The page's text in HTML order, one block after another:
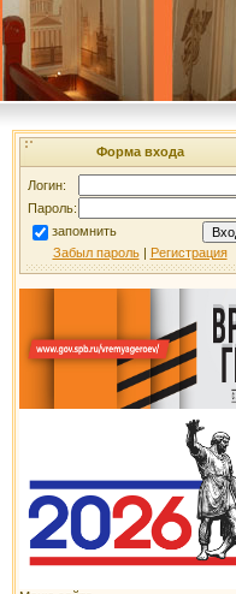
Форма входа
Логин:
Пароль:
запомнить
Забыл пароль| Регистрация